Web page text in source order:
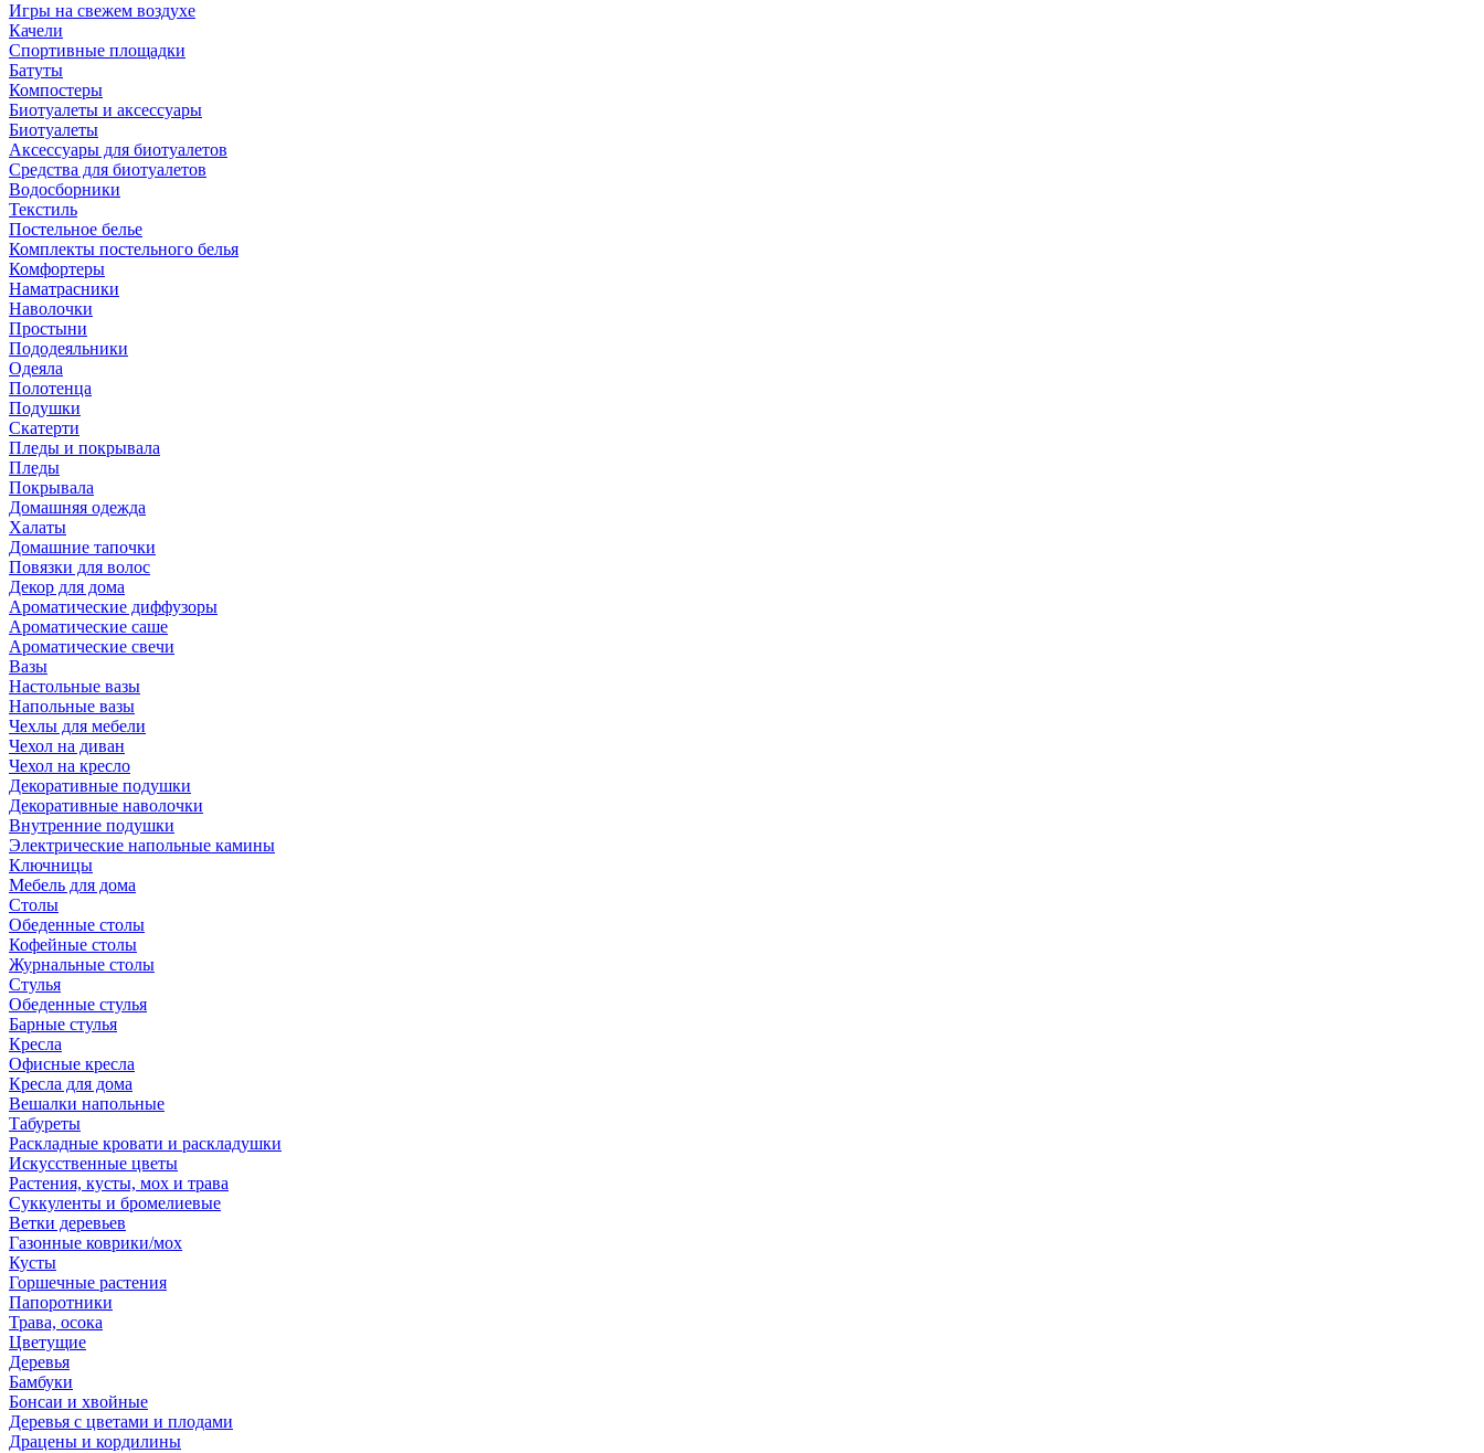
Игры на свежем воздухе
Качели
Спортивные площадки
Батуты
Компостеры
Биотуалеты и аксессуары
Биотуалеты
Аксессуары для биотуалетов
Средства для биотуалетов
Водосборники
Текстиль
Постельное белье
Комплекты постельного белья
Комфортеры
Наматрасники
Наволочки
Простыни
Пододеяльники
Одеяла
Полотенца
Подушки
Скатерти
Пледы и покрывала
Пледы
Покрывала
Домашняя одежда
Халаты
Домашние тапочки
Повязки для волос
Декор для дома
Ароматические диффузоры
Ароматические саше
Ароматические свечи
Вазы
Настольные вазы
Напольные вазы
Чехлы для мебели
Чехол на диван
Чехол на кресло
Декоративные подушки
Декоративные наволочки
Внутренние подушки
Электрические напольные камины
Ключницы
Мебель для дома
Столы
Обеденные столы
Кофейные столы
Журнальные столы
Стулья
Обеденные стулья
Барные стулья
Кресла
Офисные кресла
Кресла для дома
Вешалки напольные
Табуреты
Раскладные кровати и раскладушки
Искусственные цветы
Растения, кусты, мох и трава
Суккуленты и бромелиевые
Ветки деревьев
Газонные коврики/мох
Кусты
Горшечные растения
Папоротники
Трава, осока
Цветущие
Деревья
Бамбуки
Бонсаи и хвойные
Деревья с цветами и плодами
Драцены и кордилины